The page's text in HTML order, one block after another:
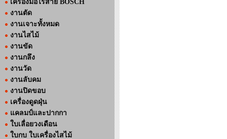
เครื่องมือไร้สาย BOSCH
งานตัด
งานเจาะทั้งหมด
งานไสไม้
งานขัด
งานกลึง
งานวัด
งานลับคม
งานปิดขอบ
เครื่องดูดฝุ่น
แคลมป์และปากกา
ใบเลื่อยวงเดือน
ใบกบ ใบเครื่องไสไม้